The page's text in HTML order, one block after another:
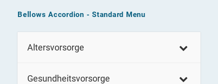
Bellows Accordion - Standard Menu
Altersvorsorge
Gesundheitsvorsorge